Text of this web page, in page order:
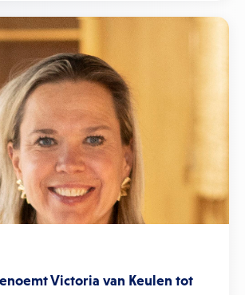
Victoria van Keulen tot